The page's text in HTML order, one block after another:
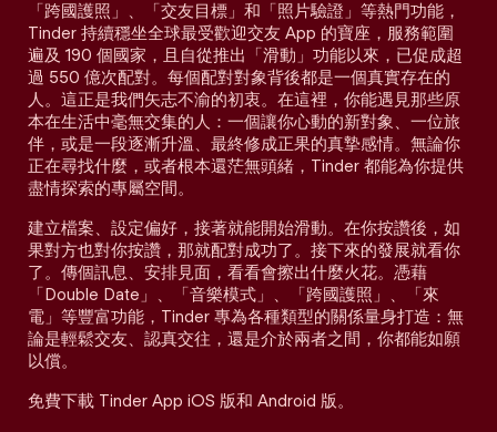
「跨國護照」、「交友目標」和「照片驗證」等熱門功能，
Tinder 持續穩坐全球最受歡迎交友 App 的寶座，服務範圍
遍及 190 個國家，且自從推出「滑動」功能以來，已促成超
過 550 億次配對。每個配對對象背後都是一個真實存在的
人。這正是我們矢志不渝的初衷。在這裡，你能遇見那些原
本在生活中毫無交集的人：一個讓你心動的新對象、一位旅
伴，或是一段逐漸升溫、最終修成正果的真摯感情。無論你
正在尋找什麼，或者根本還茫無頭緒，Tinder 都能為你提供
盡情探索的專屬空間。
建立檔案、設定偏好，接著就能開始滑動。在你按讚後，如
果對方也對你按讚，那就配對成功了。接下來的發展就看你
了。傳個訊息、安排見面，看看會擦出什麼火花。憑藉
「Double Date」、「音樂模式」、「跨國護照」、「來
電」等豐富功能，Tinder 專為各種類型的關係量身打造：無
論是輕鬆交友、認真交往，還是介於兩者之間，你都能如願
以償。
免費下載 Tinder App iOS 版和 Android 版。